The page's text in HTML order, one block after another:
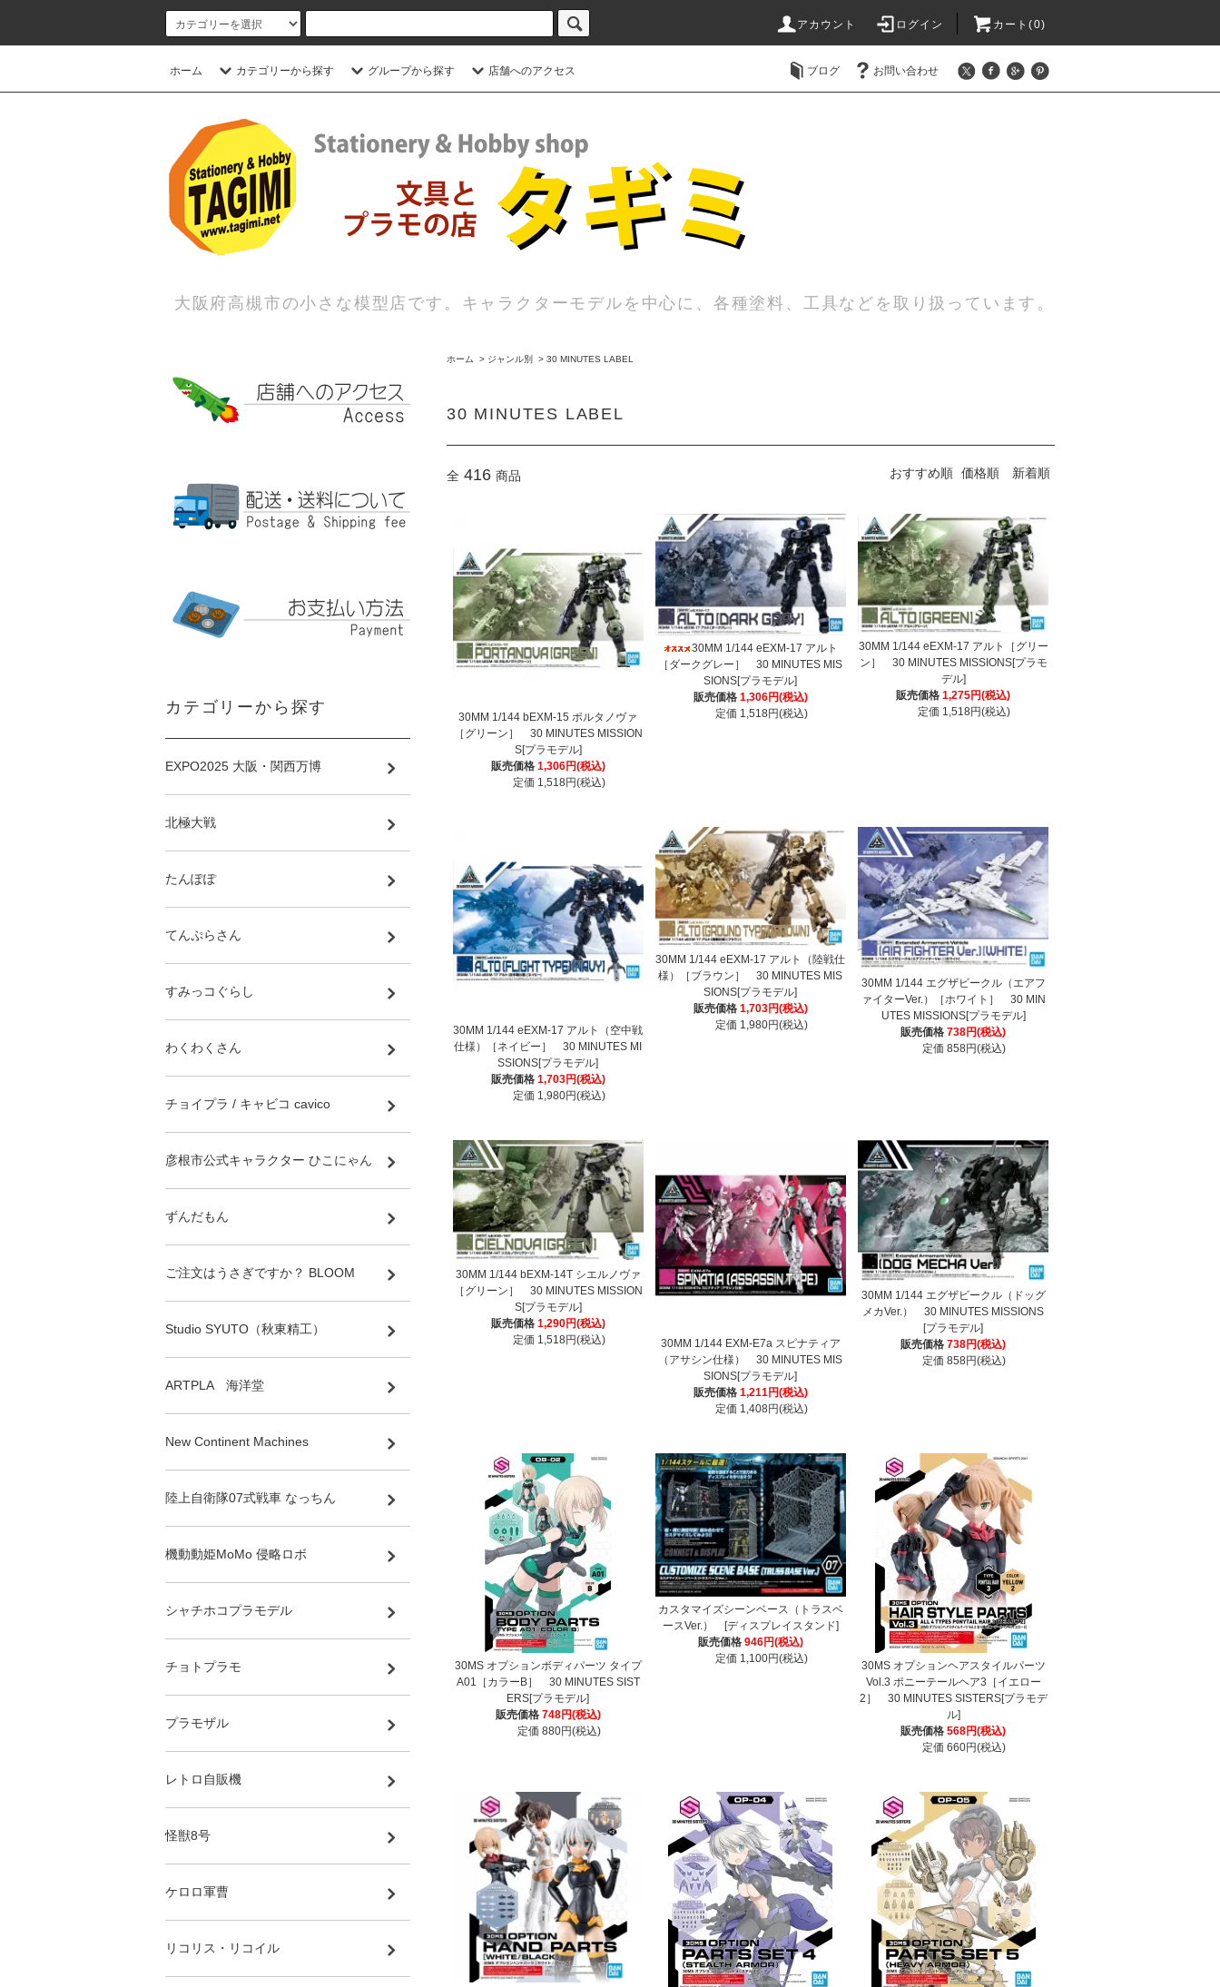
アカウント ログイン カート(0)
ホーム カテゴリーから探す グループから探す 店舗へのアクセス ブログ お問い合わせ
大阪府高槻市の小さな模型店です。キャラクターモデルを中心に、各種塗料、工具などを取り扱っています。
ホーム > ジャンル別 > 30 MINUTES LABEL
30 MINUTES LABEL
全 416 商品 おすすめ順 価格順 新着順
30MM 1/144 bEXM-15 ポルタノヴァ
［グリーン］ 30 MINUTES MISSION
S[プラモデル]
販売価格 1,306円(税込)
定価 1,518円(税込)
30MM 1/144 eEXM-17 アルト
［ダークグレー］ 30 MINUTES MIS
SIONS[プラモデル]
販売価格 1,306円(税込)
定価 1,518円(税込)
30MM 1/144 eEXM-17 アルト［グリー
ン］ 30 MINUTES MISSIONS[プラモ
デル]
販売価格1,275円(税込)
定価 1,518円(税込)
30MM 1/144 eEXM-17 アルト（空中戦
仕様）［ネイビー］ 30 MINUTES MI
SSIONS[プラモデル]
販売価格 1,703円(税込)
定価 1,980円(税込)
30MM 1/144 eEXM-17 アルト（陸戦仕
様）［ブラウン］ 30 MINUTES MIS
SIONS[プラモデル]
販売価格 1,703円(税込)
定価 1,980円(税込)
30MM 1/144 エグザビークル（エアフ
ァイターVer.）［ホワイト］ 30 MIN
UTES MISSIONS[プラモデル]
販売価格738円(税込)
定価 858円(税込)
30MM 1/144 bEXM-14T シエルノヴァ
［グリーン］ 30 MINUTES MISSION
S[プラモデル]
販売価格 1,290円(税込)
定価 1,518円(税込)
30MM 1/144 EXM-E7a スピナティア
（アサシン仕様） 30 MINUTES MIS
SIONS[プラモデル]
販売価格 1,211円(税込)
定価 1,408円(税込)
30MM 1/144 エグザビークル（ドッグ
メカVer.） 30 MINUTES MISSIONS
[プラモデル]
販売価格738円(税込)
定価 858円(税込)
30MS オプションボディパーツ タイプ
A01［カラーB］ 30 MINUTES SIST
ERS[プラモデル]
販売価格 748円(税込)
定価 880円(税込)
カスタマイズシーンベース（トラスベ
ースVer.） [ディスプレイスタンド]
販売価格 946円(税込)
定価 1,100円(税込)
30MS オプションヘアスタイルパーツ
Vol.3 ポニーテールヘア3［イエロー
2］ 30 MINUTES SISTERS[プラモデ
ル]
販売価格568円(税込)
定価 660円(税込)
カテゴリーから探す
EXPO2025 大阪・関西万博
北極大戦
たんぽぽ
てんぷらさん
すみっコぐらし
わくわくさん
チョイプラ / キャビコ cavico
彦根市公式キャラクター ひこにゃん
ずんだもん
ご注文はうさぎですか？ BLOOM
Studio SYUTO（秋東精工）
ARTPLA 海洋堂
New Continent Machines
陸上自衛隊07式戦車 なっちん
機動動姫MoMo 侵略ロボ
シャチホコプラモデル
チョトプラモ
プラモザル
レトロ自販機
怪獣8号
ケロロ軍曹
リコリス・リコイル